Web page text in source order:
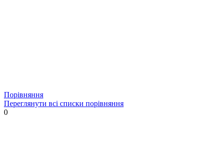
Порівняння
Переглянути всі списки порівняння
0